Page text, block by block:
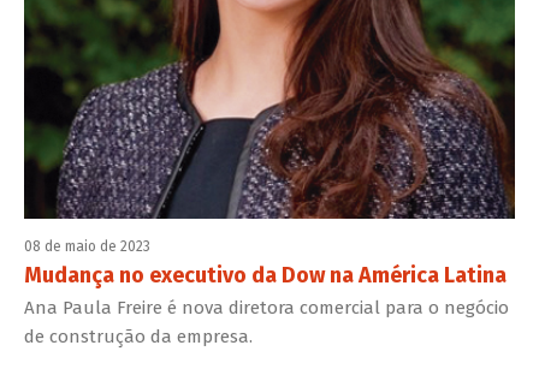
08 de maio de 2023
Mudança no executivo da Dow na América Latina
Ana Paula Freire é nova diretora comercial para o negócio
de construção da empresa.